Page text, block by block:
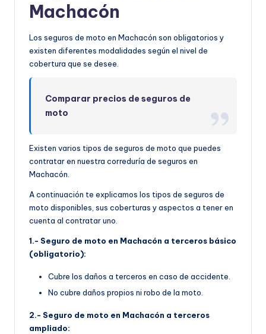
Machacón
Los seguros de moto en Machacón son obligatorios y
existen diferentes modalidades según el nivel de
cobertura que se desee.
Comparar precios de seguros de
moto
Existen varios tipos de seguros de moto que puedes
contratar en nuestra correduría de seguros en
Machacón.
A continuación te explicamos los tipos de seguros de
moto disponibles, sus coberturas y aspectos a tener en
cuenta al contratar uno.
1.- Seguro de moto en Machacón a terceros básico
(obligatorio):
Cubre los daños a terceros en caso de accidente.
No cubre daños propios ni robo de la moto.
2.- Seguro de moto en Machacón a terceros
ampliado: